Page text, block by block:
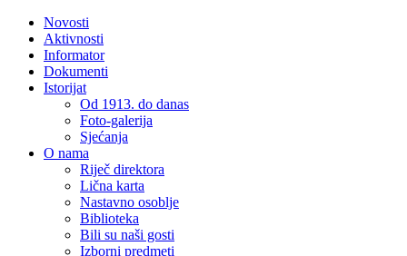
Novosti
Aktivnosti
Informator
Dokumenti
Istorijat
Od 1913. do danas
Foto-galerija
Sjećanja
O nama
Riječ direktora
Lična karta
Nastavno osoblje
Biblioteka
Bili su naši gosti
Izborni predmeti